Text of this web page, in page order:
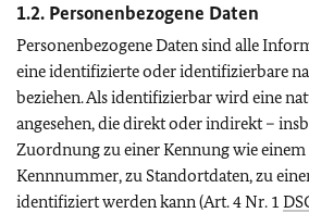
1.2. Personenbezogene Daten
Personenbezogene Daten sind alle
eine identifizierte oder identifizierbare
beziehen. Als identifizierbar wird eine
angesehen, die direkt oder indirekt –
Zuordnung zu einer Kennung wie einem
Kennnummer, zu Standortdaten, zu
identifiziert werden kann (Art. 4 Nr. 1